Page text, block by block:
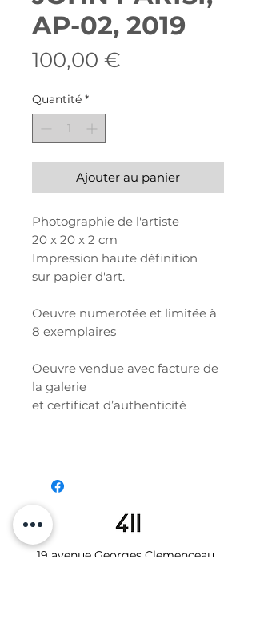
AP-02, 2019
100,00 €
Quantité *
Ajouter au panier
Photographie de l'artiste
20 x 20 x 2 cm
Impression haute définition
sur papier d'art.
Oeuvre numerotée et limitée à
8 exemplaires
Oeuvre vendue avec facture de
la galerie
et certificat d’authenticité
19 avenue Georges Clemenceau